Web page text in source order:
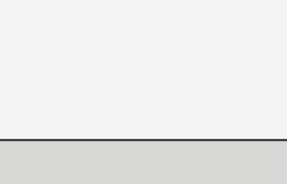
[GK] Guillermo del Toro